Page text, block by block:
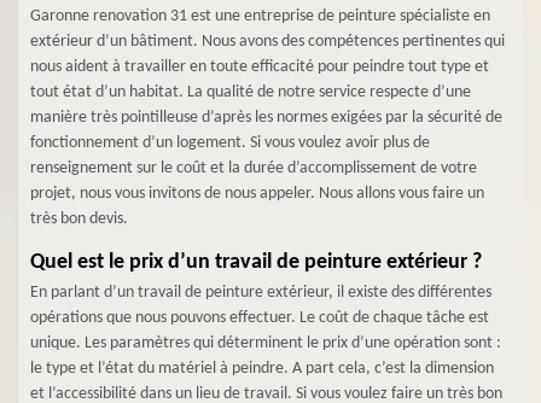
Garonne renovation 31 est une entreprise de peinture spécialiste en
extérieur d’un bâtiment. Nous avons des compétences pertinentes qui
nous aident à travailler en toute efficacité pour peindre tout type et
tout état d’un habitat. La qualité de notre service respecte d’une
manière très pointilleuse d’après les normes exigées par la sécurité de
fonctionnement d’un logement. Si vous voulez avoir plus de
renseignement sur le coût et la durée d’accomplissement de votre
projet, nous vous invitons de nous appeler. Nous allons vous faire un
très bon devis.
Quel est le prix d’un travail de peinture extérieur ?
En parlant d’un travail de peinture extérieur, il existe des différentes
opérations que nous pouvons effectuer. Le coût de chaque tâche est
unique. Les paramètres qui déterminent le prix d’une opération sont :
le type et l’état du matériel à peindre. A part cela, c’est la dimension
et l’accessibilité dans un lieu de travail. Si vous voulez faire un très bon